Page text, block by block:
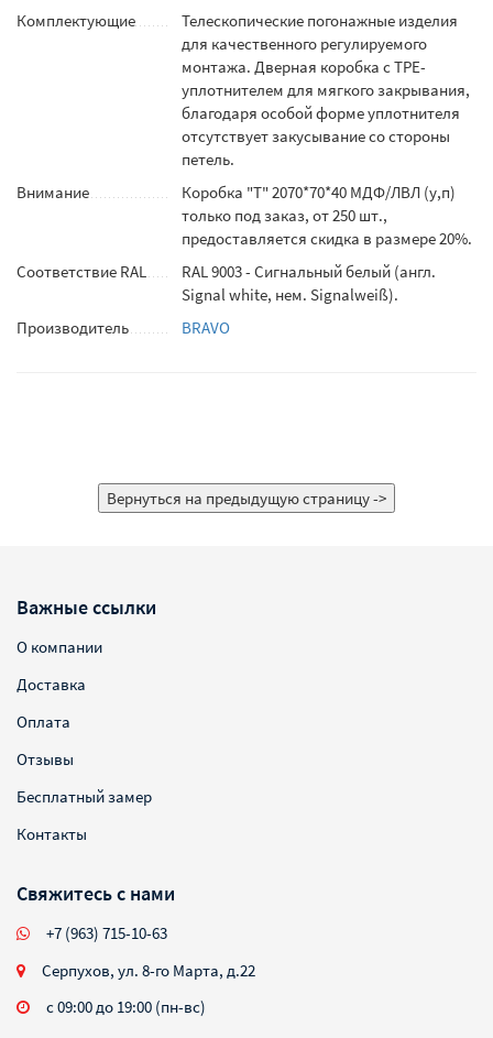
Комплектующие
Телескопические погонажные изделия
для качественного регулируемого
монтажа. Дверная коробка с TPE-
уплотнителем для мягкого закрывания,
благодаря особой форме уплотнителя
отсутствует закусывание со стороны
петель.
Внимание
Коробка "Т" 2070*70*40 МДФ/ЛВЛ (у,п)
только под заказ, от 250 шт.,
предоставляется скидка в размере 20%.
Соответствие RAL
RAL 9003 - Сигнальный белый (англ.
Signal white, нем. Signalweiß).
Производитель
BRAVO
Важные ссылки
О компании
Доставка
Оплата
Отзывы
Бесплатный замер
Контакты
Свяжитесь с нами
+7 (963) 715-10-63
Серпухов, ул. 8-го Марта, д.22
с 09:00 до 19:00 (пн-вс)